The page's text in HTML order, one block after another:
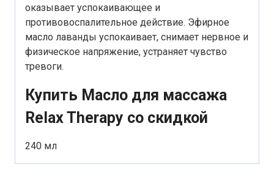
оказывает успокаивающее и
противовоспалительное действие. Эфирное
масло лаванды успокаивает, снимает нервное и
физическое напряжение, устраняет чувство
тревоги.
Купить Масло для массажа
Relax Therapy со скидкой
240 мл